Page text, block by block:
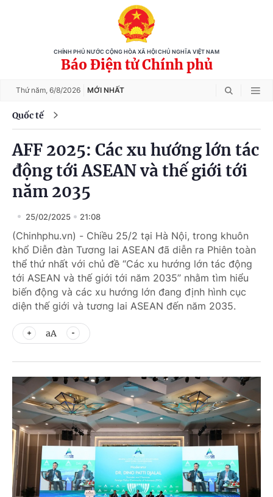
CHÍNH PHỦ NƯỚC CỘNG HÒA XÃ HỘI CHỦ NGHĨA VIỆT NAM
Báo Điện tử Chính phủ
Thứ năm, 6/8/2026 MỚI NHẤT
Quốc tế
AFF 2025: Các xu hướng lớn tác
động tới ASEAN và thế giới tới
năm 2035
25/02/2025 21:08
(Chinhphu.vn) - Chiều 25/2 tại Hà Nội, trong khuôn
khổ Diễn đàn Tương lai ASEAN đã diễn ra Phiên toàn
thể thứ nhất với chủ đề “Các xu hướng lớn tác động
tới ASEAN và thế giới tới năm 2035” nhằm tìm hiểu
biến động và các xu hướng lớn đang định hình cục
diện thế giới và tương lai ASEAN đến năm 2035.
aA